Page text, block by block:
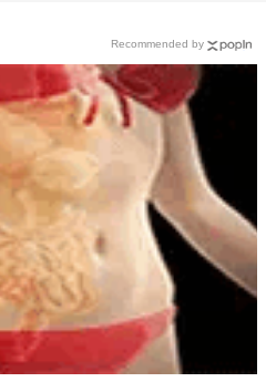
Recommended by